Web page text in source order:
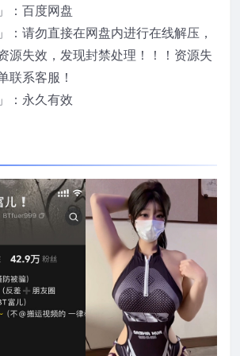
：百度网盘
：请勿直接在网盘内进行在线解压，
源失效，发现封禁处理！！！资源失
联系客服！
：永久有效